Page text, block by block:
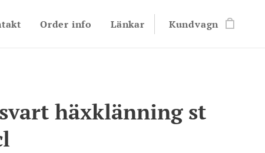
Order info Länkar Kundvagn
häxklänning st